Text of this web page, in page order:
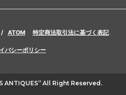
/ ATOM 特定商法取引法に基づく表記
バシーポリシー
ANTIQUES” All Right Reserved.